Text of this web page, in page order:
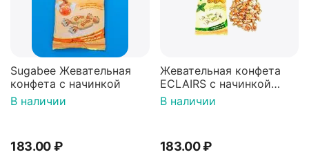
Sugabee Жевательная
конфета с начинкой
В наличии
183.00₽
Жевательная конфета
ECLAIRS с начинкой
Мята
В наличии
183.00₽